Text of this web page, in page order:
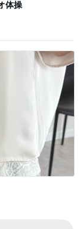
体操